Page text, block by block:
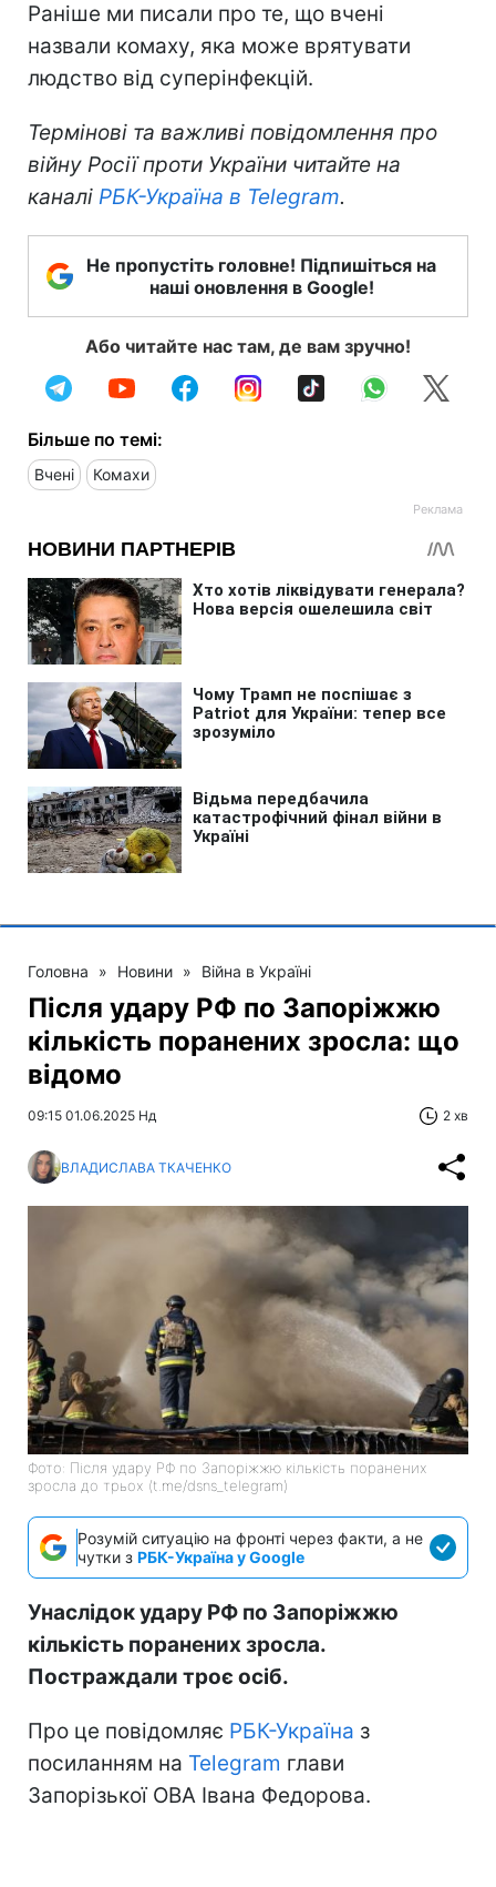
Раніше ми писали про те, що вчені
назвали комаху, яка може врятувати
людство від суперінфекцій.
Термінові та важливі повідомлення про
війну Росії проти України читайте на
каналі РБК-Україна в Telegram.
Не пропустіть головне! Підпишіться на
наші оновлення в Google!
Або читайте нас там, де вам зручно!
Більше по темі:
Вчені Комахи
Головна » Новини » Війна в Україні
Після удару РФ по Запоріжжю
кількість поранених зросла: що
відомо
09:15 01.06.2025 Нд 2 хв
ВЛАДИСЛАВА ТКАЧЕНКО
Фото: Після удару РФ по Запоріжжю кількість поранених
зросла до трьох (t.me/dsns_telegram)
Розумій ситуацію на фронті через факти, а не
чутки з РБК-Україна у Google
Унаслідок удару РФ по Запоріжжю
кількість поранених зросла.
Постраждали троє осіб.
Про це повідомляє РБК-Україна з
посиланням на Telegram глави
Запорізької ОВА Івана Федорова.